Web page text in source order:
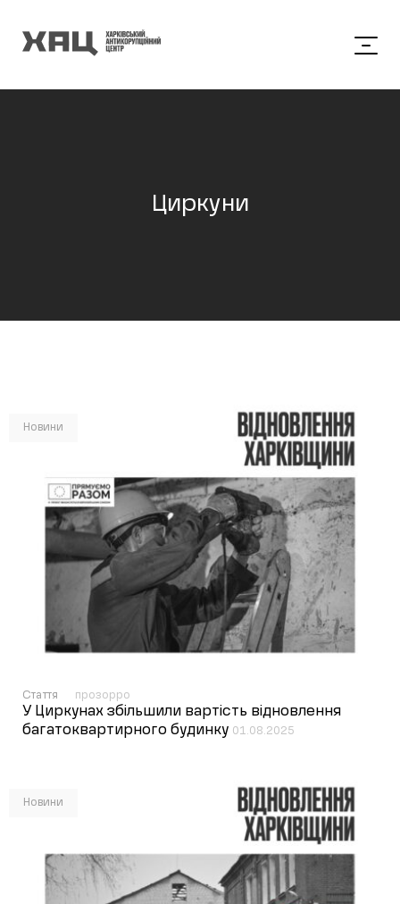
Циркуни
Новини
Стаття прозорро
У Циркунах збільшили вартість відновлення
багатоквартирного будинку 01.08.2025
Новини